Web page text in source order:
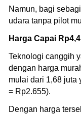
Namun, bagi
udara tanpa pilot
Harga Capai
Teknologi canggih
dengan harga
mulai dari 1,68 juta
= Rp2.655).
Dengan harga